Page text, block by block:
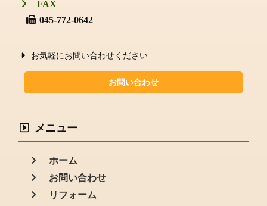
FAX
045-772-0642
お気軽にお問い合わせください
お問い合わせ
メニュー
ホーム
お問い合わせ
リフォーム